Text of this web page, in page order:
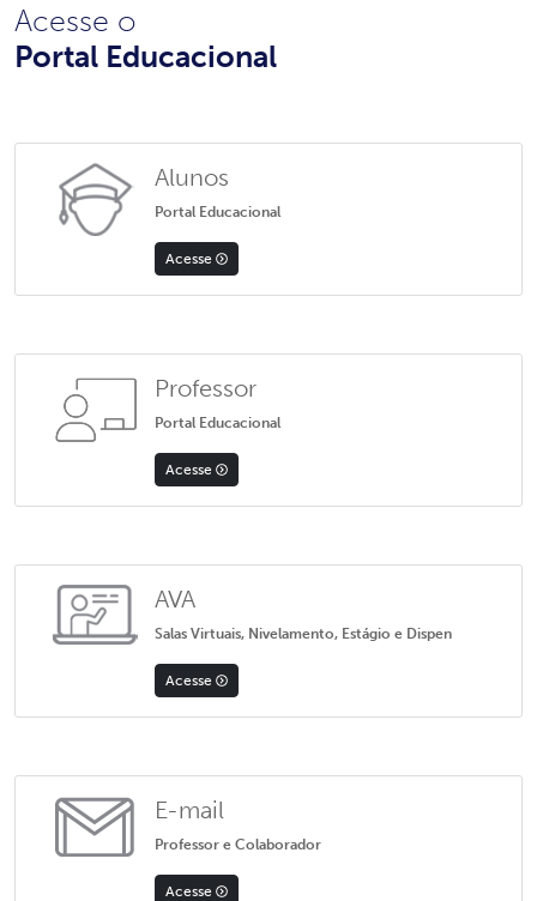
Acesse o
Portal Educacional
Alunos
Portal Educacional
Acesse
Professor
Portal Educacional
Acesse
AVA
Salas Virtuais, Nivelamento, Estágio e Dispen
Acesse
E-mail
Professor e Colaborador
Acesse